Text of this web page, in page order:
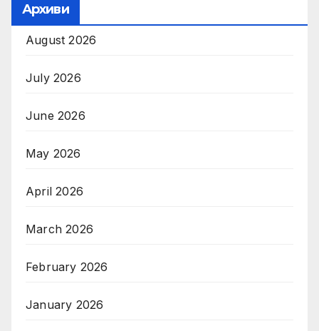
Архиви
August 2026
July 2026
June 2026
May 2026
April 2026
March 2026
February 2026
January 2026